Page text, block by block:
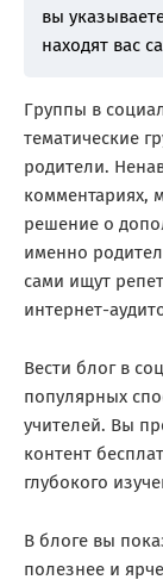
вы
находят вас
Группы в
тематические
родители.
комментариях,
решение о
именно
сами ищут
интернет-
Вести блог в
популярных
учителей. Вы
контент
глубокого
В блоге вы
полезнее и